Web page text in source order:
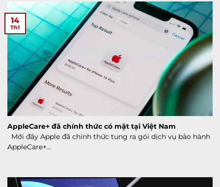
AppleCare+ đã chính thức có mặt tại Việt Nam
Mới đây Apple đã chính thức tung ra gói dịch vụ bảo hành
AppleCare+...
14
Th1